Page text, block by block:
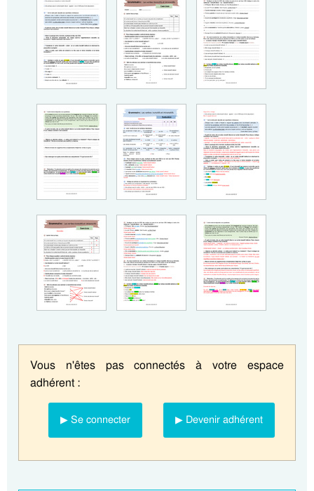
Vous n'êtes pas connectés à votre espace
adhérent :
▶ Se connecter ▶ Devenir adhérent